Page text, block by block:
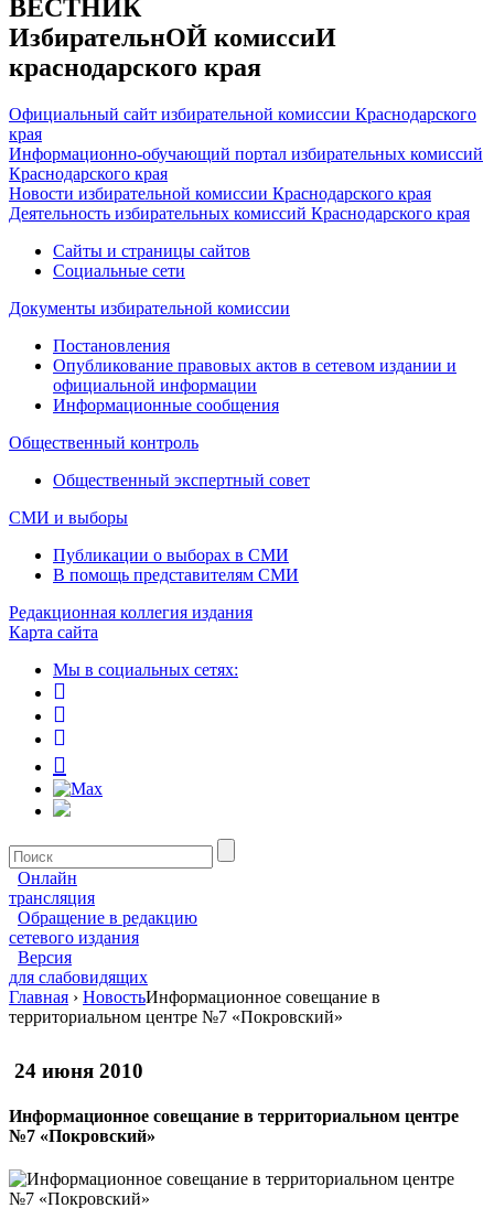
ВЕСТНИК
ИзбирательнОЙ комиссиИ
краснодарского края
Официальный сайт избирательной комиссии Краснодарского
края
Информационно-обучающий портал избирательных комиссий
Краснодарского края
Новости избирательной комиссии Краснодарского края
Деятельность избирательных комиссий Краснодарского края
Сайты и страницы сайтов
Социальные сети
Документы избирательной комиссии
Постановления
Опубликование правовых актов в сетевом издании и
официальной информации
Информационные сообщения
Общественный контроль
Общественный экспертный совет
СМИ и выборы
Публикации о выборах в СМИ
В помощь представителям СМИ
Редакционная коллегия издания
Карта сайта
Мы в социальных сетях:
Онлайн
трансляция
Обращение в редакцию
сетевого издания
Версия
для слабовидящих
Главная › НовостьИнформационное совещание в
территориальном центре №7 «Покровский»
24 июня 2010
Информационное совещание в территориальном центре
№7 «Покровский»